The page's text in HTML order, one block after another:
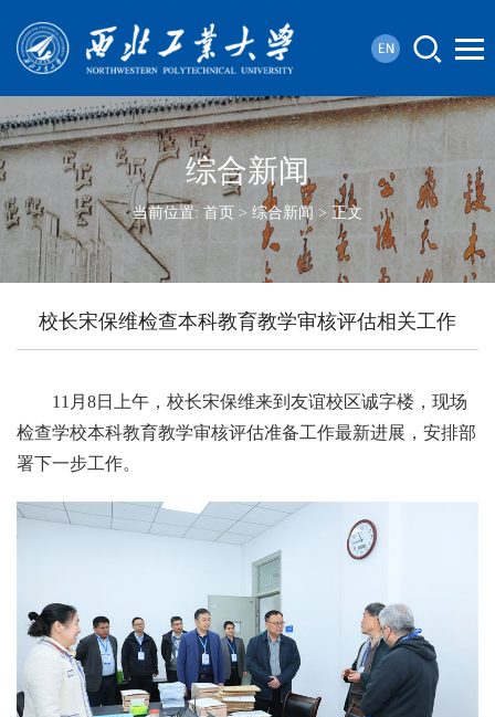
综合新闻
当前位置: 首页 > 综合新闻 > 正文
校长宋保维检查本科教育教学审核评估相关工作
11月8日上午，校长宋保维来到友谊校区诚字楼，现场
检查学校本科教育教学审核评估准备工作最新进展，安排部
署下一步工作。